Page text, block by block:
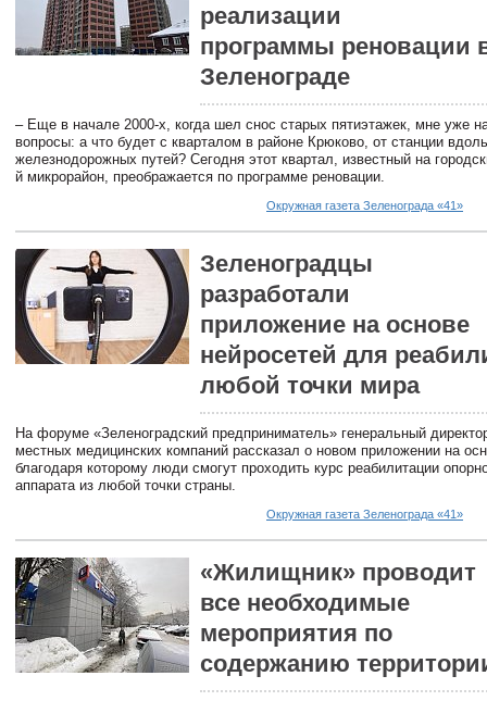
реализации
программы реновации
Зеленограде
– Еще в начале 2000-х, когда шел снос старых пятиэтажек, мне уже
вопросы: а что будет с кварталом в районе Крюково, от станции вдоль
железнодорожных путей? Сегодня этот квартал, известный на
й микрорайон, преображается по программе реновации.
Окружная газета Зеленограда «41»
Зеленоградцы
разработали
приложение на основе
нейросетей для
любой точки мира
На форуме «Зеленоградский предприниматель» генеральный
местных медицинских компаний рассказал о новом приложении на
благодаря которому люди смогут проходить курс реабилитации
аппарата из любой точки страны.
Окружная газета Зеленограда «41»
«Жилищник» проводит
все необходимые
мероприятия по
содержанию